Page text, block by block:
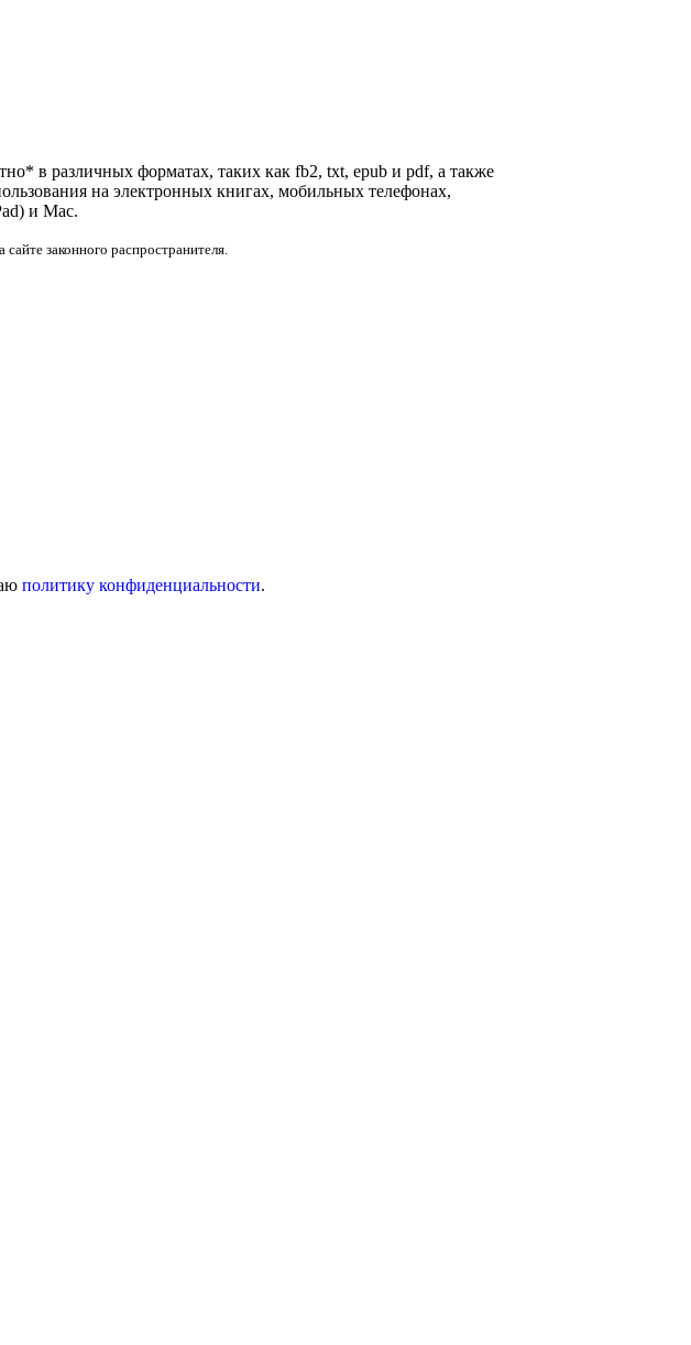
в различных форматах, таких как fb2, txt, epub и pdf, а также
на электронных книгах, мобильных телефонах,
и Mac.
законного распространителя.
политику конфиденциальности.